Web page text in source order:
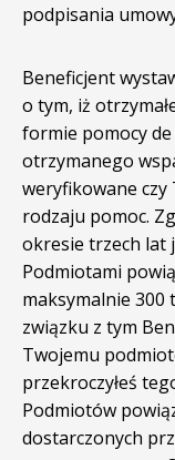
podpisania
Beneficjent
o tym, iż
formie pomocy
otrzymanego
weryfikowane
rodzaju pomoc.
okresie trzech lat
Podmiotami
maksymalnie 300
związku z tym
Twojemu
przekroczyłeś
Podmiotów
dostarczonych